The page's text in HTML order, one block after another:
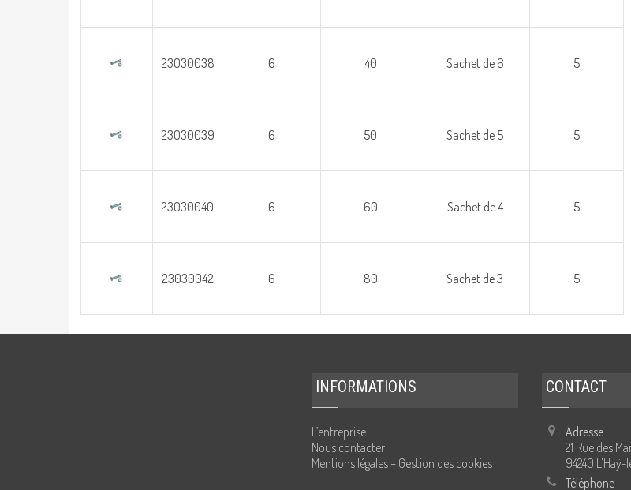
23030038 6 40 Sachet de 6 5
23030039 6 50 Sachet de 5 5
23030040 6 60 Sachet de 4 5
23030042 6 80 Sachet de 3 5
INFORMATIONS
L’entreprise
Nous contacter
Mentions légales – Gestion des cookies
CONTACT
Adresse :
21 Rue des
94240 L'Haÿ-
Téléphone :